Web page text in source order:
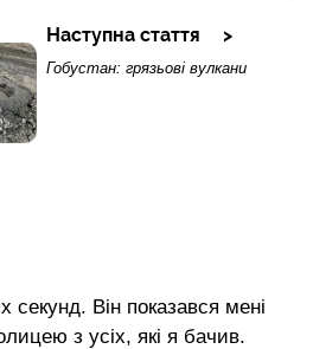
Наступна стаття
Гобустан: грязьові вулкани
секунд. Він показався мені
з усіх, які я бачив.